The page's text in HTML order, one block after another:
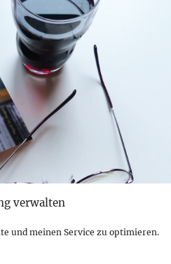
verwalten
und meinen Service zu optimieren.
im Doppelpack.“